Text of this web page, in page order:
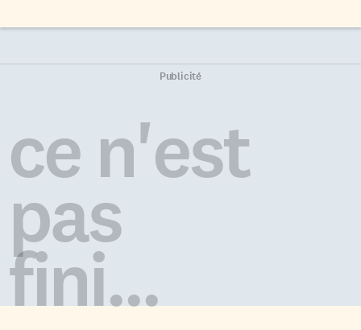
Publicité
ce n'est
pas
fini...